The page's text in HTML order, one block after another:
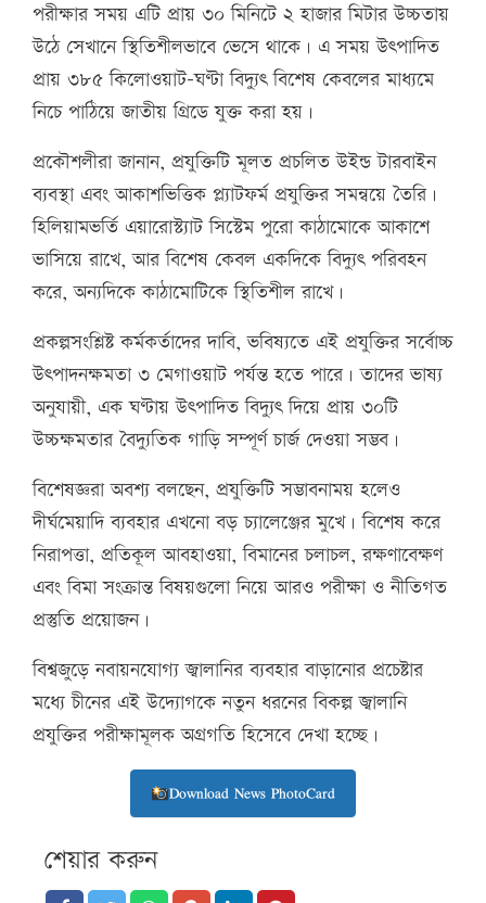
পরীক্ষার সময় এটি প্রায় ৩০ মিনিটে ২ হাজার মিটার উচ্চতায়
উঠে সেখানে স্থিতিশীলভাবে ভেসে থাকে। এ সময় উৎপাদিত
প্রায় ৩৮৫ কিলোওয়াট-ঘণ্টা বিদ্যুৎ বিশেষ কেবলের মাধ্যমে
নিচে পাঠিয়ে জাতীয় গ্রিডে যুক্ত করা হয়।
প্রকৌশলীরা জানান, প্রযুক্তিটি মূলত প্রচলিত উইন্ড টারবাইন
ব্যবস্থা এবং আকাশভিত্তিক প্ল্যাটফর্ম প্রযুক্তির সমন্বয়ে তৈরি।
হিলিয়ামভর্তি এয়ারোস্ট্যাট সিস্টেম পুরো কাঠামোকে আকাশে
ভাসিয়ে রাখে, আর বিশেষ কেবল একদিকে বিদ্যুৎ পরিবহন
করে, অন্যদিকে কাঠামোটিকে স্থিতিশীল রাখে।
প্রকল্পসংশ্লিষ্ট কর্মকর্তাদের দাবি, ভবিষ্যতে এই প্রযুক্তির সর্বোচ্চ
উৎপাদনক্ষমতা ৩ মেগাওয়াট পর্যন্ত হতে পারে। তাদের ভাষ্য
অনুযায়ী, এক ঘণ্টায় উৎপাদিত বিদ্যুৎ দিয়ে প্রায় ৩০টি
উচ্চক্ষমতার বৈদ্যুতিক গাড়ি সম্পূর্ণ চার্জ দেওয়া সম্ভব।
বিশেষজ্ঞরা অবশ্য বলছেন, প্রযুক্তিটি সম্ভাবনাময় হলেও
দীর্ঘমেয়াদি ব্যবহার এখনো বড় চ্যালেঞ্জের মুখে। বিশেষ করে
নিরাপত্তা, প্রতিকূল আবহাওয়া, বিমানের চলাচল, রক্ষণাবেক্ষণ
এবং বিমা সংক্রান্ত বিষয়গুলো নিয়ে আরও পরীক্ষা ও নীতিগত
প্রস্তুতি প্রয়োজন।
বিশ্বজুড়ে নবায়নযোগ্য জ্বালানির ব্যবহার বাড়ানোর প্রচেষ্টার
মধ্যে চীনের এই উদ্যোগকে নতুন ধরনের বিকল্প জ্বালানি
প্রযুক্তির পরীক্ষামূলক অগ্রগতি হিসেবে দেখা হচ্ছে।
Download News PhotoCard
শেয়ার করুন